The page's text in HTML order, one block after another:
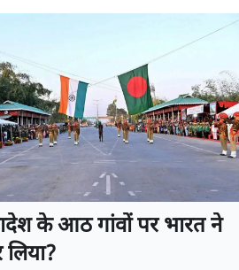
के आठ गांवों पर भारत ने